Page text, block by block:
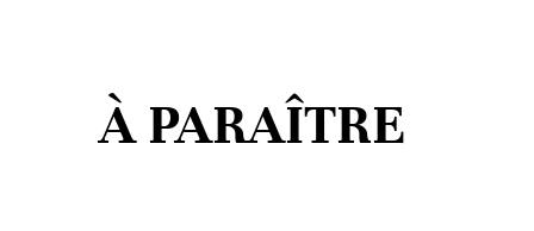
À PARAÎTRE